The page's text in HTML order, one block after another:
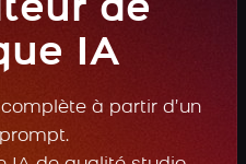
de
IA
à partir d’un